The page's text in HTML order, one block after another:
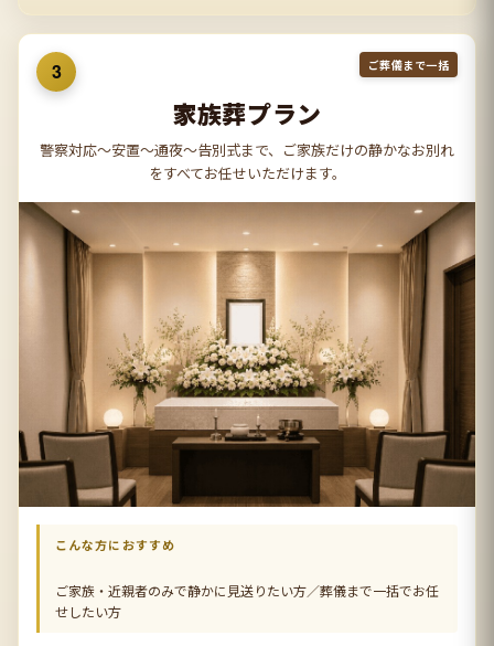
3 ご葬儀まで一括
家族葬プラン
警察対応〜安置〜通夜〜告別式まで、ご家族だけの静かなお別れ
をすべてお任せいただけます。
こんな方におすすめ
ご家族・近親者のみで静かに見送りたい方／葬儀まで一括でお任
せしたい方